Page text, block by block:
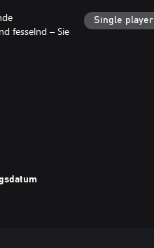
fesselnd – Sie
Single player